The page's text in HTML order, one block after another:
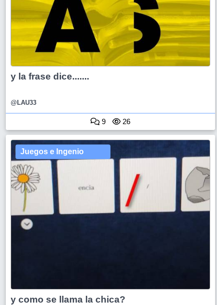
y la frase dice.......
@LAU33
9 26
Juegos e Ingenio
y como se llama la chica?